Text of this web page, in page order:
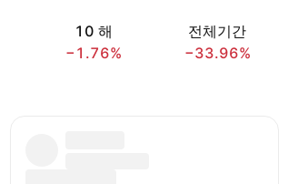
10 해
−1.76%
전체기간
−33.96%